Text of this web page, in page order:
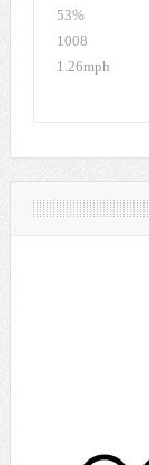
53%
1008
1.26mph